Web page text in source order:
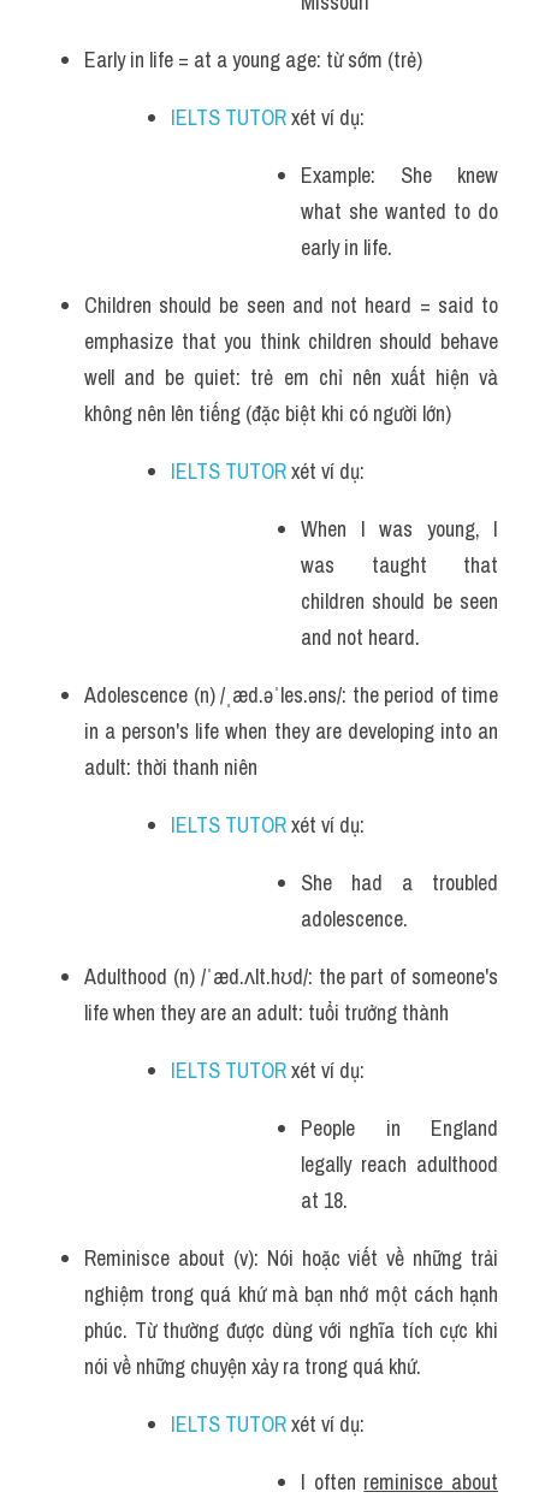
Early in life = at a young age: từ sớm (trẻ)
IELTS TUTOR xét ví dụ:
Example: She knew
what she wanted to do
early in life.
Children should be seen and not heard = said to
emphasize that you think children should behave
well and be quiet: trẻ em chỉ nên xuất hiện và
không nên lên tiếng (đặc biệt khi có người lớn)
IELTS TUTOR xét ví dụ:
When I was young, I
was taught that
children should be seen
and not heard.
Adolescence (n) /ˌæd.əˈles.əns/: the period of time
in a person's life when they are developing into an
adult: thời thanh niên
IELTS TUTOR xét ví dụ:
She had a troubled
adolescence.
Adulthood (n) /ˈæd.ʌlt.hʊd/: the part of someone's
life when they are an adult: tuổi trưởng thành
IELTS TUTOR xét ví dụ:
People in England
legally reach adulthood
at 18.
Reminisce about (v): Nói hoặc viết về những trải
nghiệm trong quá khứ mà bạn nhớ một cách hạnh
phúc. Từ thường được dùng với nghĩa tích cực khi
nói về những chuyện xảy ra trong quá khứ.
IELTS TUTOR xét ví dụ:
I often reminisce about